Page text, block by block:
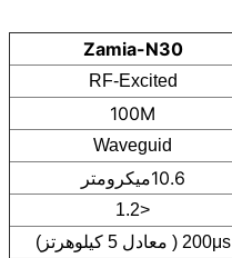
Zamia-N30
RF-Excited
100M
Waveguid
10.6میکرومتر
<1.2
200μs ( معادل 5 کیلوهرتز)